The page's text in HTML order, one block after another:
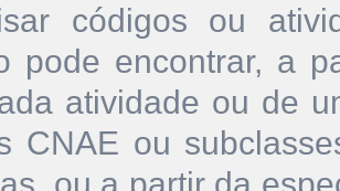
códigos ou
pode encontrar, a
atividade ou de
CNAE ou
ou a partir da